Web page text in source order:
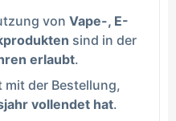
von Vape-, E-
sind in der
erlaubt.
mit der Bestellung,
vollendet hat.